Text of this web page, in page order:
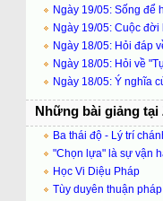
Ngày 19/05: Sống để
Ngày 19/05: Cuộc
Ngày 18/05: Hỏi đáp
Ngày 18/05: Hỏi về
Ngày 18/05: Ý nghĩa
Những bài giảng tại
Ba thái độ - Lý trí
"Chọn lựa" là sự vận
Học Vi Diệu Pháp
Tùy duyên thuận pháp